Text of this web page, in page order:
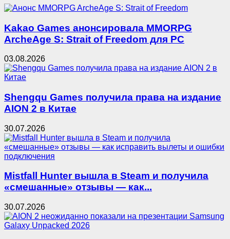
Kakao Games анонсировала MMORPG
ArcheAge S: Strait of Freedom для PC
03.08.2026
Shengqu Games получила права на издание
AION 2 в Китае
30.07.2026
Mistfall Hunter вышла в Steam и получила
«смешанные» отзывы — как...
30.07.2026